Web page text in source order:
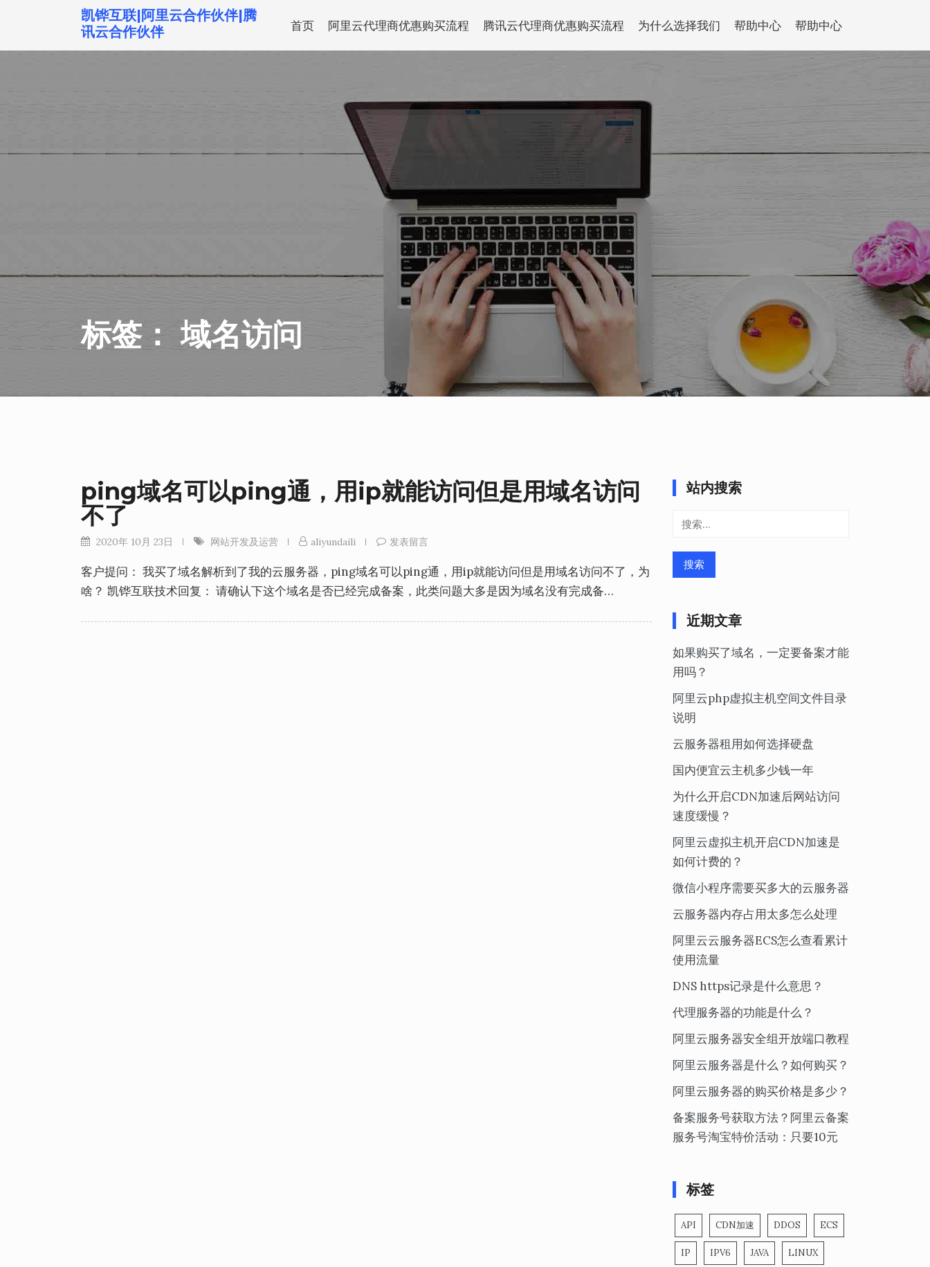
到
凯铧互联|阿里云合作伙伴|腾
讯云合作伙伴
首页 阿里云代理商优惠购买流程 腾讯云代理商优惠购买流程 为什么选择我们 帮助中心 帮助中心
标签：域名访问
ping域名可以ping通，用ip就能访问但是用域名访问
不了
2020年 10月 23日 网站开发及运营 aliyundaili 发表留言
客户提问： 我买了域名解析到了我的云服务器，ping域名可以ping通，用ip就能访问但是用域名访问不了，为
啥？ 凯铧互联技术回复： 请确认下这个域名是否已经完成备案，此类问题大多是因为域名没有完成备…
站内搜索
搜
近期文章
如果购买了域名，一定要备案才能
用吗？
阿里云php虚拟主机空间文件目录
说明
云服务器租用如何选择硬盘
国内便宜云主机多少钱一年
为什么开启CDN加速后网站访问
速度缓慢？
阿里云虚拟主机开启CDN加速是
如何计费的？
微信小程序需要买多大的云服务器
云服务器内存占用太多怎么处理
阿里云云服务器ECS怎么查看累计
使用流量
DNS https记录是什么意思？
代理服务器的功能是什么？
阿里云服务器安全组开放端口教程
阿里云服务器是什么？如何购买？
阿里云服务器的购买价格是多少？
备案服务号获取方法？阿里云备案
服务号淘宝特价活动：只要10元
标签
API CDN加速 DDOS ECS
IP IPV6 JAVA LINUX